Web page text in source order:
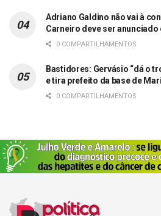
Adriano Galdino não vai à
Carneiro deve ser anunciado
0 COMPARTILHAMENTOS
Bastidores: Gervásio “dá o
e tira prefeito da base de
0 COMPARTILHAMENTOS